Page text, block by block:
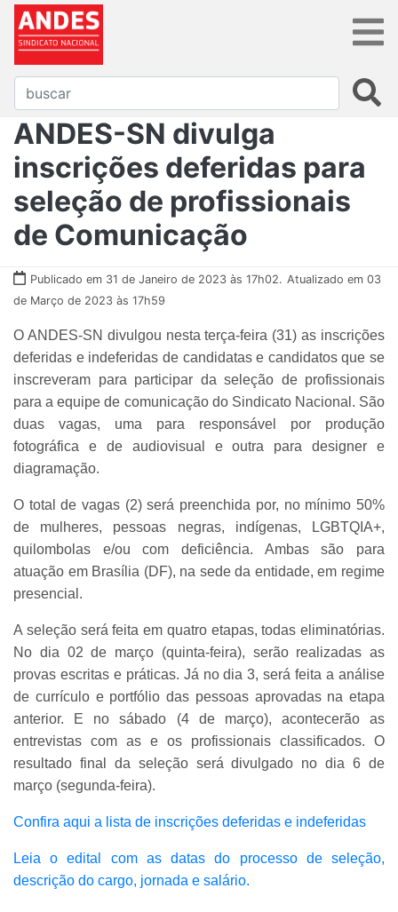
ANDES-SN divulga
inscrições deferidas para
seleção de profissionais
de Comunicação
Publicado em 31 de Janeiro de 2023 às 17h02. Atualizado em 03
de Março de 2023 às 17h59
O ANDES-SN divulgou nesta terça-feira (31) as inscrições
deferidas e indeferidas de candidatas e candidatos que se
inscreveram para participar da seleção de profissionais
para a equipe de comunicação do Sindicato Nacional. São
duas vagas, uma para responsável por produção
fotográfica e de audiovisual e outra para designer e
diagramação.
O total de vagas (2) será preenchida por, no mínimo 50%
de mulheres, pessoas negras, indígenas, LGBTQIA+,
quilombolas e/ou com deficiência. Ambas são para
atuação em Brasília (DF), na sede da entidade, em regime
presencial.
A seleção será feita em quatro etapas, todas eliminatórias.
No dia 02 de março (quinta-feira), serão realizadas as
provas escritas e práticas. Já no dia 3, será feita a análise
de currículo e portfólio das pessoas aprovadas na etapa
anterior. E no sábado (4 de março), acontecerão as
entrevistas com as e os profissionais classificados. O
resultado final da seleção será divulgado no dia 6 de
março (segunda-feira).
Confira aqui a lista de inscrições deferidas e indeferidas
Leia o edital com as datas do processo de seleção,
descrição do cargo, jornada e salário.